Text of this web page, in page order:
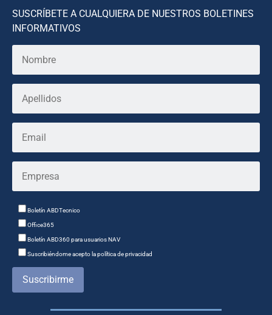
SUSCRÍBETE A CUALQUIERA DE NUESTROS BOLETINES
INFORMATIVOS
Boletín ABDTecnico
Office365
Boletín ABD360 para usuarios NAV
Suscribiéndome acepto la política de privacidad
Suscribirme